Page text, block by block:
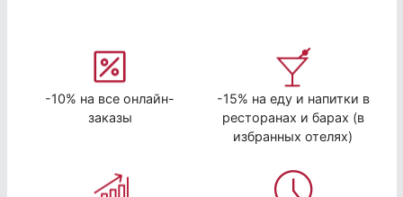
-10% на все онлайн-
заказы
-15% на еду и напитки в
ресторанах и барах (в
избранных отелях)